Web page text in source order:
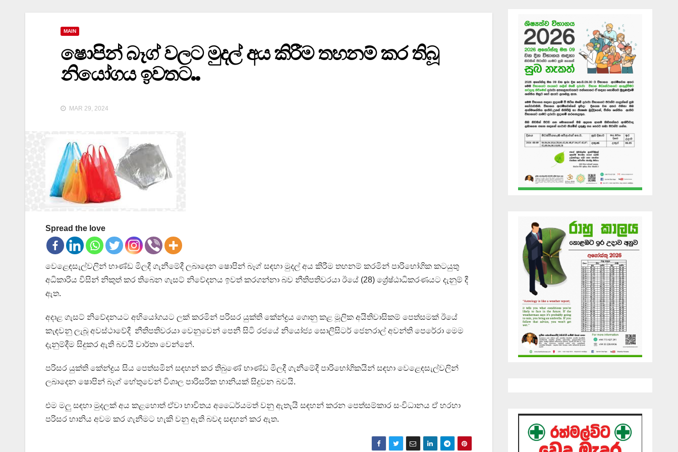
MAIN
ෂොපින් බෑග් වලට මුදල් අය කිරීම තහනම් කර තිබූ
නියෝගය ඉවතට..
MAR 29, 2024
Spread the love
වෙළෙඳසැල්වලින් භාණ්ඩ මිලදී ගැනීමේදී ලබාදෙන ෂොපින් බෑග් සඳහා මුදල් අය කිරීම තහනම් කරමින් පාරිභෝගික කටයුතු
අධිකාරිය විසින් නිකුත් කර තිබෙන ගැසට් නිවේදනය ඉවත් කරගන්නා බව නීතිපතිවරයා ඊයේ (28) ශ්‍රේෂ්ඨාධිකරණයට දැනුම් දී
ඇත.
අදාළ ගැසට් නිවේදනයට අභියෝගයට ලක් කරමින් පරිසර යුක්ති කේන්ද්‍රය ගොනු කළ මූලික අයිතිවාසිකම් පෙත්සමක් ඊයේ
කැඳවනු ලැබූ අවස්ථාවේදී නීතිපතිවරයා වෙනුවෙන් පෙනී සිටි රජයේ නියෝජ්‍ය සොලිසිටර් ජෙනරාල් අවන්ති පෙරේරා මෙම
දැනුම්දීම සිදුකර ඇති බවයි වාර්තා වෙන්නේ.
පරිසර යුක්ති කේන්ද්‍රය සිය පෙත්සමින් සඳහන් කර තිබුණේ භාණ්ඩ මිලදී ගැනීමේදී පාරිභෝගිකයින් සඳහා වෙළෙඳසැල්වලින්
ලබාදෙන ෂොපින් බෑග් හේතුවෙන් විශාල පාරිසරික හානියක් සිදුවන බවයි.
එම මලු සඳහා මුදලක් අය කළහොත් ඒවා භාවිතය අධෛර්යමත් වනු ඇතැයි සඳහන් කරන පෙත්සම්කාර සංවිධානය ඒ හරහා
පරිසර හානිය අවම කර ගැනීමට හැකි වනු ඇති බවද සඳහන් කර ඇත.